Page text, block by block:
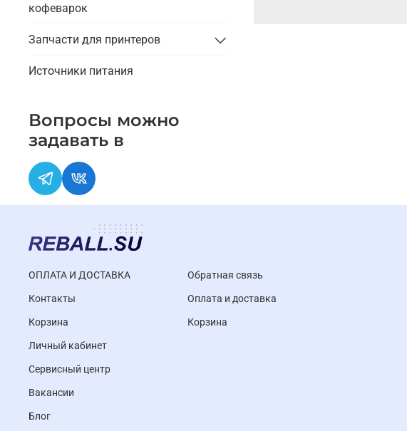
кофеварок
Запчасти для принтеров
Источники питания
Вопросы можно
задавать в
ОПЛАТА И ДОСТАВКА
Контакты
Корзина
Личный кабинет
Cервисный центр
Вакансии
Блог
Обратная связь
Оплата и доставка
Корзина